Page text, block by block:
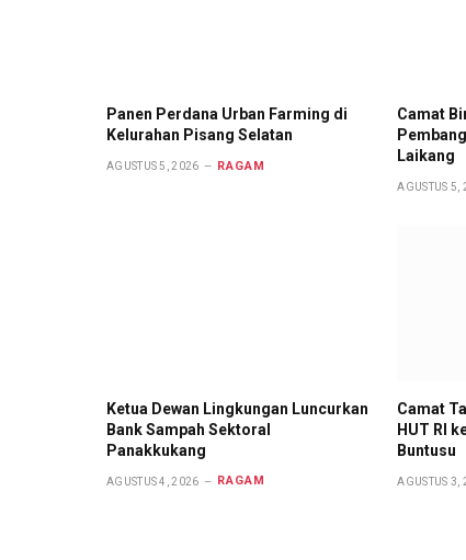
Panen Perdana Urban Farming di
Kelurahan Pisang Selatan
AGUSTUS 5, 2026 RAGAM
Camat
Laikang
AGUSTUS 5,
Ketua Dewan Lingkungan Luncurkan
Bank Sampah Sektoral
Panakkukang
AGUSTUS 4, 2026 RAGAM
Camat
HUT RI
Buntusu
AGUSTUS 3,